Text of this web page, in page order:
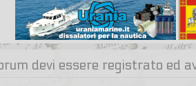
devi essere registrato ed